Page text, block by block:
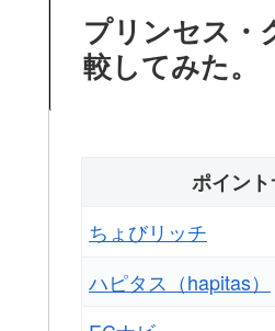
プリンセス・
較してみた。
ポイン
ちょびリッチ
ハピタス（hapitas）